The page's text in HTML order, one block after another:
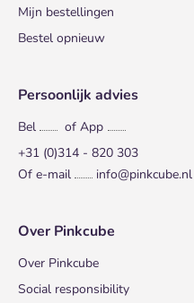
Mijn bestellingen
Bestel opnieuw
Persoonlijk advies
Bel
of App
+31 (0)314 - 820 303
Of e-mail
info@pinkcube.nl
Over Pinkcube
Over Pinkcube
Social responsibility